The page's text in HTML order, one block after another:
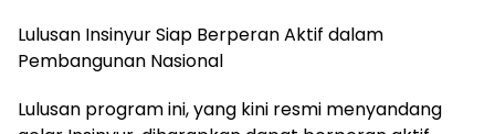
Lulusan Insinyur Siap Berperan Aktif dalam
Pembangunan Nasional
Lulusan program ini, yang kini resmi menyandang